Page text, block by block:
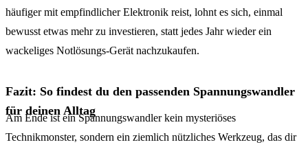
häufiger mit empfindlicher Elektronik reist, lohnt es sich, einmal
bewusst etwas mehr zu investieren, statt jedes Jahr wieder ein
wackeliges Notlösungs-Gerät nachzukaufen.
Fazit: So findest du den passenden Spannungswandler
für deinen Alltag
Am Ende ist ein Spannungswandler kein mysteriöses
Technikmonster, sondern ein ziemlich nützliches Werkzeug, das dir